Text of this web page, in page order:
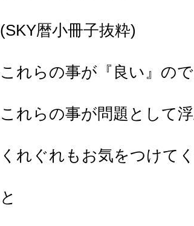
(SKY暦小冊子抜粋)
これらの事が『良い』の
これらの事が問題として
くれぐれもお気をつけてく
と